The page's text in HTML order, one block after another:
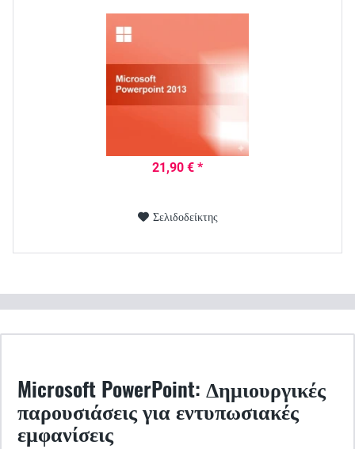
21,90 € *
Σελιδοδείκτης
Microsoft PowerPoint: Δημιουργικές
παρουσιάσεις για εντυπωσιακές
εμφανίσεις